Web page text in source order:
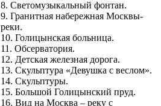
8. Светомузыкальный фонтан.
9. Гранитная набережная Москвы-
реки.
10. Голицынская больница.
11. Обсерватория.
12. Детская железная дорога.
13. Скульптура «Девушка с веслом».
14. Скульптуры.
15. Большой Голицынский пруд.
16. Вид на Москва – реку с